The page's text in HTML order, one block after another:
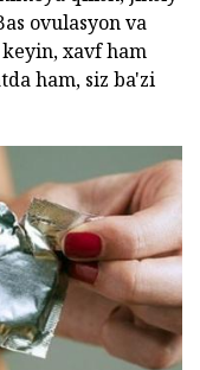
ovulasyon va
xavf ham
ham, siz ba'zi